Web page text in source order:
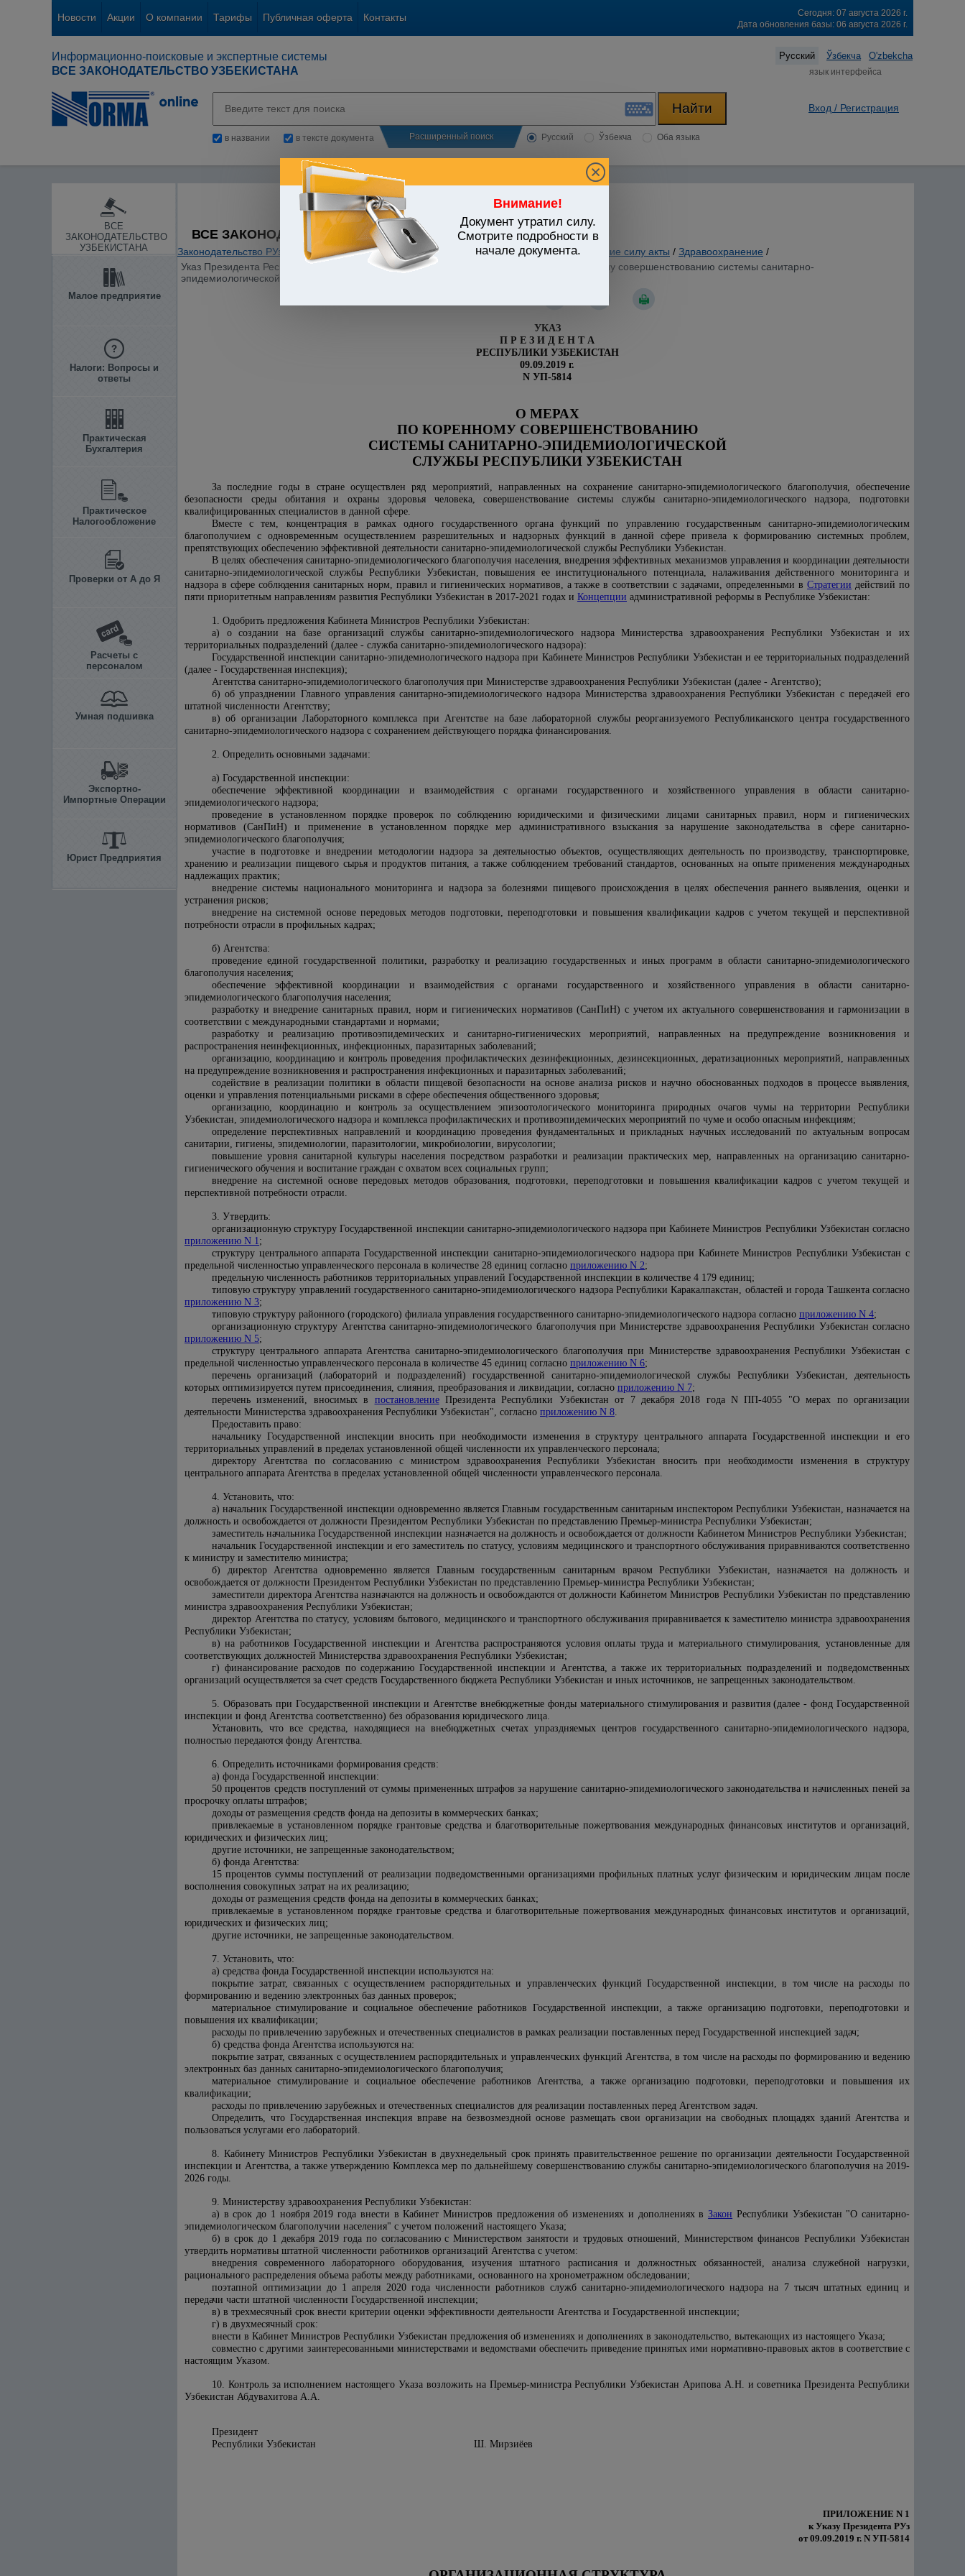
Новости Акции О компании Тарифы Публичная оферта Контакты
Сегодня: 07 августа 2026 г.
Дата обновления базы: 06 августа 2026 г.
Информационно-поисковые и экспертные системы
ВСЕ ЗАКОНОДАТЕЛЬСТВО УЗБЕКИСТАНА
Русский Ўзбекча O'zbekcha
язык интерфейса
в названии в тексте документа Расширенный поиск Русский Ўзбекча Оба языка
Вход / Регистрация
ВСЕ
ЗАКОНОДАТЕЛЬСТВО
УЗБЕКИСТАНА
Малое предприятие
Налоги: Вопросы и
ответы
Практическая
Бухгалтерия
Практическое
Налогообложение
Проверки от А до Я
Расчеты с
персоналом
Умная подшивка
Экспортно-
Импортные Операции
Юрист Предприятия
Внимание!
Документ утратил силу.
Смотрите подробности в
начале документа.
ВСЕ ЗАКОНОДАТЕЛЬСТВО УЗБЕКИСТАНА
Законодательство РУз Здравоохранение. Физическая культура и спорт. Туризм / Утратившие силу акты / Здравоохранение /
Указ Президента Республики Узбекистан от 09.09.2019 г. N УП-5814 "О мерах по коренному совершенствованию системы санитарно-
эпидемиологической службы Республики Узбекистан"
УКАЗ
П Р Е З И Д Е Н Т А
РЕСПУБЛИКИ УЗБЕКИСТАН
09.09.2019 г.
N УП-5814
О МЕРАХ
ПО КОРЕННОМУ СОВЕРШЕНСТВОВАНИЮ
СИСТЕМЫ САНИТАРНО-ЭПИДЕМИОЛОГИЧЕСКОЙ
СЛУЖБЫ РЕСПУБЛИКИ УЗБЕКИСТАН
За последние годы в стране осуществлен ряд мероприятий, направленных на сохранение санитарно-эпидемиологического благополучия, обеспечение
безопасности среды обитания и охраны здоровья человека, совершенствование системы службы санитарно-эпидемиологического надзора, подготовки
квалифицированных специалистов в данной сфере.
Вместе с тем, концентрация в рамках одного государственного органа функций по управлению государственным санитарно-эпидемиологическим
благополучием с одновременным осуществлением разрешительных и надзорных функций в данной сфере привела к формированию системных проблем,
препятствующих обеспечению эффективной деятельности санитарно-эпидемиологической службы Республики Узбекистан.
В целях обеспечения санитарно-эпидемиологического благополучия населения, внедрения эффективных механизмов управления и координации деятельности
санитарно-эпидемиологической службы Республики Узбекистан, повышения ее институционального потенциала, налаживания действенного мониторинга и
надзора в сфере соблюдения санитарных норм, правил и гигиенических нормативов, а также в соответствии с задачами, определенными вСтратегии действий по
пяти приоритетным направлениям развития Республики Узбекистан в 2017-2021 годах и Концепции административной реформы в Республике Узбекистан:
1. Одобрить предложения Кабинета Министров Республики Узбекистан:
а) о создании на базе организаций службы санитарно-эпидемиологического надзора Министерства здравоохранения Республики Узбекистан и их
территориальных подразделений (далее - служба санитарно-эпидемиологического надзора):
Государственной инспекции санитарно-эпидемиологического надзора при Кабинете Министров Республики Узбекистан и ее территориальных подразделений
(далее - Государственная инспекция);
Агентства санитарно-эпидемиологического благополучия при Министерстве здравоохранения Республики Узбекистан (далее - Агентство);
б) об упразднении Главного управления санитарно-эпидемиологического надзора Министерства здравоохранения Республики Узбекистан с передачей его
штатной численности Агентству;
в) об организации Лабораторного комплекса при Агентстве на базе лабораторной службы реорганизуемого Республиканского центра государственного
санитарно-эпидемиологического надзора с сохранением действующего порядка финансирования.
2. Определить основными задачами:
а) Государственной инспекции:
обеспечение эффективной координации и взаимодействия с органами государственного и хозяйственного управления в области санитарно-
эпидемиологического надзора;
проведение в установленном порядке проверок по соблюдению юридическими и физическими лицами санитарных правил, норм и гигиенических
нормативов (СанПиН) и применение в установленном порядке мер административного взыскания за нарушение законодательства в сфере санитарно-
эпидемиологического благополучия;
участие в подготовке и внедрении методологии надзора за деятельностью объектов, осуществляющих деятельность по производству, транспортировке,
хранению и реализации пищевого сырья и продуктов питания, а также соблюдением требований стандартов, основанных на опыте применения международных
надлежащих практик;
внедрение системы национального мониторинга и надзора за болезнями пищевого происхождения в целях обеспечения раннего выявления, оценки и
устранения рисков;
внедрение на системной основе передовых методов подготовки, переподготовки и повышения квалификации кадров с учетом текущей и перспективной
потребности отрасли в профильных кадрах;
б) Агентства:
проведение единой государственной политики, разработку и реализацию государственных и иных программ в области санитарно-эпидемиологического
благополучия населения;
обеспечение эффективной координации и взаимодействия с органами государственного и хозяйственного управления в области санитарно-
эпидемиологического благополучия населения;
разработку и внедрение санитарных правил, норм и гигиенических нормативов (СанПиН) с учетом их актуального совершенствования и гармонизации в
соответствии с международными стандартами и нормами;
разработку и реализацию противоэпидемических и санитарно-гигиенических мероприятий, направленных на предупреждение возникновения и
распространения неинфекционных, инфекционных, паразитарных заболеваний;
организацию, координацию и контроль проведения профилактических дезинфекционных, дезинсекционных, дератизационных мероприятий, направленных
на предупреждение возникновения и распространения инфекционных и паразитарных заболеваний;
содействие в реализации политики в области пищевой безопасности на основе анализа рисков и научно обоснованных подходов в процессе выявления,
оценки и управления потенциальными рисками в сфере обеспечения общественного здоровья;
организацию, координацию и контроль за осуществлением эпизоотологического мониторинга природных очагов чумы на территории Республики
Узбекистан, эпидемиологического надзора и комплекса профилактических и противоэпидемических мероприятий по чуме и особо опасным инфекциям;
определение перспективных направлений и координацию проведения фундаментальных и прикладных научных исследований по актуальным вопросам
санитарии, гигиены, эпидемиологии, паразитологии, микробиологии, вирусологии;
повышение уровня санитарной культуры населения посредством разработки и реализации практических мер, направленных на организацию санитарно-
гигиенического обучения и воспитание граждан с охватом всех социальных групп;
внедрение на системной основе передовых методов образования, подготовки, переподготовки и повышения квалификации кадров с учетом текущей и
перспективной потребности отрасли.
3. Утвердить:
организационную структуру Государственной инспекции санитарно-эпидемиологического надзора при Кабинете Министров Республики Узбекистан согласно
приложению N 1;
структуру центрального аппарата Государственной инспекции санитарно-эпидемиологического надзора при Кабинете Министров Республики Узбекистан с
предельной численностью управленческого персонала в количестве 28 единиц согласно приложению N 2;
предельную численность работников территориальных управлений Государственной инспекции в количестве 4 179 единиц;
типовую структуру управлений государственного санитарно-эпидемиологического надзора Республики Каракалпакстан, областей и города Ташкента согласно
приложению N 3;
типовую структуру районного (городского) филиала управления государственного санитарно-эпидемиологического надзора согласно приложению N 4;
организационную структуру Агентства санитарно-эпидемиологического благополучия при Министерстве здравоохранения Республики Узбекистан согласно
приложению N 5;
структуру центрального аппарата Агентства санитарно-эпидемиологического благополучия при Министерстве здравоохранения Республики Узбекистан с
предельной численностью управленческого персонала в количестве 45 единиц согласно приложению N 6;
перечень организаций (лабораторий и подразделений) государственной санитарно-эпидемиологической службы Республики Узбекистан, деятельность
которых оптимизируется путем присоединения, слияния, преобразования и ликвидации, согласно приложению N 7;
перечень изменений, вносимых в постановлениеПрезидента Республики Узбекистан от 7 декабря 2018 года N ПП-4055 "О мерах по организации
деятельности Министерства здравоохранения Республики Узбекистан", согласно приложению N 8.
Предоставить право:
начальнику Государственной инспекции вносить при необходимости изменения в структуру центрального аппарата Государственной инспекции и его
территориальных управлений в пределах установленной общей численности их управленческого персонала;
директору Агентства по согласованию с министром здравоохранения Республики Узбекистан вносить при необходимости изменения в структуру
центрального аппарата Агентства в пределах установленной общей численности управленческого персонала.
4. Установить, что:
а) начальник Государственной инспекции одновременно является Главным государственным санитарным инспектором Республики Узбекистан, назначается на
должность и освобождается от должности Президентом Республики Узбекистан по представлению Премьер-министра Республики Узбекистан;
заместитель начальника Государственной инспекции назначается на должность и освобождается от должности Кабинетом Министров Республики Узбекистан;
начальник Государственной инспекции и его заместитель по статусу, условиям медицинского и транспортного обслуживания приравниваются соответственно
к министру и заместителю министра;
б) директор Агентства одновременно является Главным государственным санитарным врачом Республики Узбекистан, назначается на должность и
освобождается от должности Президентом Республики Узбекистан по представлению Премьер-министра Республики Узбекистан;
заместители директора Агентства назначаются на должность и освобождаются от должности Кабинетом Министров Республики Узбекистан по представлению
министра здравоохранения Республики Узбекистан;
директор Агентства по статусу, условиям бытового, медицинского и транспортного обслуживания приравнивается к заместителю министра здравоохранения
Республики Узбекистан;
в) на работников Государственной инспекции и Агентства распространяются условия оплаты труда и материального стимулирования, установленные для
соответствующих должностей Министерства здравоохранения Республики Узбекистан;
г) финансирование расходов по содержанию Государственной инспекции и Агентства, а также их территориальных подразделений и подведомственных
организаций осуществляется за счет средств Государственного бюджета Республики Узбекистан и иных источников, не запрещенных законодательством.
5. Образовать при Государственной инспекции и Агентстве внебюджетные фонды материального стимулирования и развития (далее - фонд Государственной
инспекции и фонд Агентства соответственно) без образования юридического лица.
Установить, что все средства, находящиеся на внебюджетных счетах упраздняемых центров государственного санитарно-эпидемиологического надзора,
полностью передаются фонду Агентства.
6. Определить источниками формирования средств:
а) фонда Государственной инспекции:
50 процентов средств поступлений от суммы примененных штрафов за нарушение санитарно-эпидемиологического законодательства и начисленных пеней за
просрочку оплаты штрафов;
доходы от размещения средств фонда на депозиты в коммерческих банках;
привлекаемые в установленном порядке грантовые средства и благотворительные пожертвования международных финансовых институтов и организаций,
юридических и физических лиц;
другие источники, не запрещенные законодательством;
б) фонда Агентства:
15 процентов суммы поступлений от реализации подведомственными организациями профильных платных услуг физическим и юридическим лицам после
восполнения совокупных затрат на их реализацию;
доходы от размещения средств фонда на депозиты в коммерческих банках;
привлекаемые в установленном порядке грантовые средства и благотворительные пожертвования международных финансовых институтов и организаций,
юридических и физических лиц;
другие источники, не запрещенные законодательством.
7. Установить, что:
а) средства фонда Государственной инспекции используются на:
покрытие затрат, связанных с осуществлением распорядительных и управленческих функций Государственной инспекции, в том числе на расходы по
формированию и ведению электронных баз данных проверок;
материальное стимулирование и социальное обеспечение работников Государственной инспекции, а также организацию подготовки, переподготовки и
повышения их квалификации;
расходы по привлечению зарубежных и отечественных специалистов в рамках реализации поставленных перед Государственной инспекцией задач;
б) средства фонда Агентства используются на:
покрытие затрат, связанных с осуществлением распорядительных и управленческих функций Агентства, в том числе на расходы по формированию и ведению
электронных баз данных санитарно-эпидемиологического благополучия;
материальное стимулирование и социальное обеспечение работников Агентства, а также организацию подготовки, переподготовки и повышения их
квалификации;
расходы по привлечению зарубежных и отечественных специалистов для реализации поставленных перед Агентством задач.
Определить, что Государственная инспекция вправе на безвозмездной основе размещать свои организации на свободных площадях зданий Агентства и
пользоваться услугами его лабораторий.
8. Кабинету Министров Республики Узбекистан в двухнедельный срок принять правительственное решение по организации деятельности Государственной
инспекции и Агентства, а также утверждению Комплекса мер по дальнейшему совершенствованию службы санитарно-эпидемиологического благополучия на 2019-
2026 годы.
9. Министерству здравоохранения Республики Узбекистан:
а) в срок до 1 ноября 2019 года внести в Кабинет Министров предложения об изменениях и дополнениях вЗакон Республики Узбекистан "О санитарно-
эпидемиологическом благополучии населения" с учетом положений настоящего Указа;
б) в срок до 1 декабря 2019 года по согласованию с Министерством занятости и трудовых отношений, Министерством финансов Республики Узбекистан
утвердить нормативы штатной численности работников организаций Агентства с учетом:
внедрения современного лабораторного оборудования, изучения штатного расписания и должностных обязанностей, анализа служебной нагрузки,
рационального распределения объема работы между работниками, основанного на хронометражном обследовании;
поэтапной оптимизации до 1 апреля 2020 года численности работников служб санитарно-эпидемиологического надзора на 7 тысяч штатных единиц и
передачи части штатной численности Государственной инспекции;
в) в трехмесячный срок внести критерии оценки эффективности деятельности Агентства и Государственной инспекции;
г) в двухмесячный срок:
внести в Кабинет Министров Республики Узбекистан предложения об изменениях и дополнениях в законодательство, вытекающих из настоящего Указа;
совместно с другими заинтересованными министерствами и ведомствами обеспечить приведение принятых ими нормативно-правовых актов в соответствие с
настоящим Указом.
10. Контроль за исполнением настоящего Указа возложить на Премьер-министра Республики Узбекистан Арипова А.Н. и советника Президента Республики
Узбекистан Абдувахитова А.А.
Президент
Республики Узбекистан Ш. Мирзиёев
ПРИЛОЖЕНИЕ N 1
к Указу Президента РУз
от 09.09.2019 г. N УП-5814